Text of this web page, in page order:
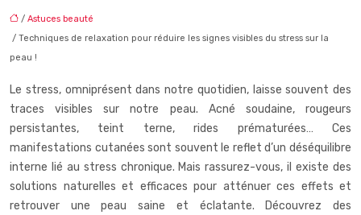
/ Astuces beauté
/ Techniques de relaxation pour réduire les signes visibles du stress sur la
peau !
Le stress, omniprésent dans notre quotidien, laisse souvent des
traces visibles sur notre peau. Acné soudaine, rougeurs
persistantes, teint terne, rides prématurées… Ces
manifestations cutanées sont souvent le reflet d’un déséquilibre
interne lié au stress chronique. Mais rassurez-vous, il existe des
solutions naturelles et efficaces pour atténuer ces effets et
retrouver une peau saine et éclatante. Découvrez des